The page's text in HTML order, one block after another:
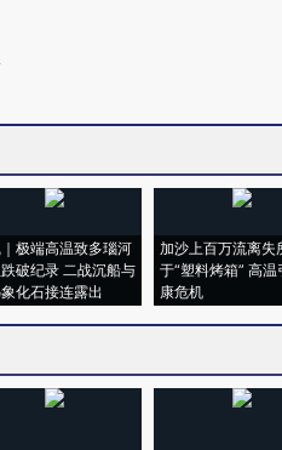
极端高温致多瑙河
破纪录 二战沉船与
化石接连露出
加沙上百万流离失
于“塑料烤箱” 高温
康危机